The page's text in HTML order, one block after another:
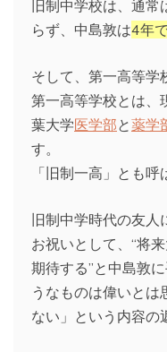
旧制中学校は、通常
らず、中島敦は4年
そして、第一高等学
第一高等学校とは、
葉大学医学部と薬学
す。
「旧制一高」とも呼
旧制中学時代の友人
お祝いとして、“将
期待する”と中島敦
うなものは偉いとは
ない」という内容の